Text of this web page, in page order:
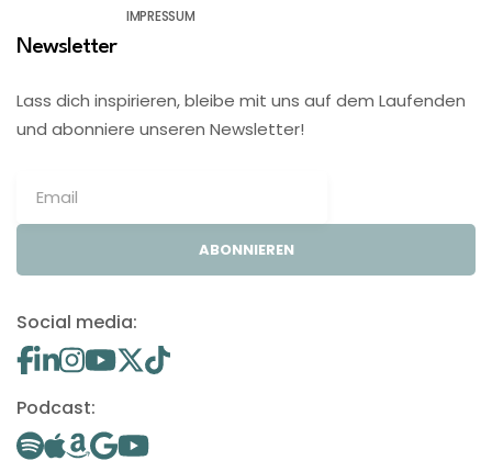
IMPRESSUM
Newsletter
Lass dich inspirieren, bleibe mit uns auf dem Laufenden
und abonniere unseren Newsletter!
ABONNIEREN
Social media:
Podcast: